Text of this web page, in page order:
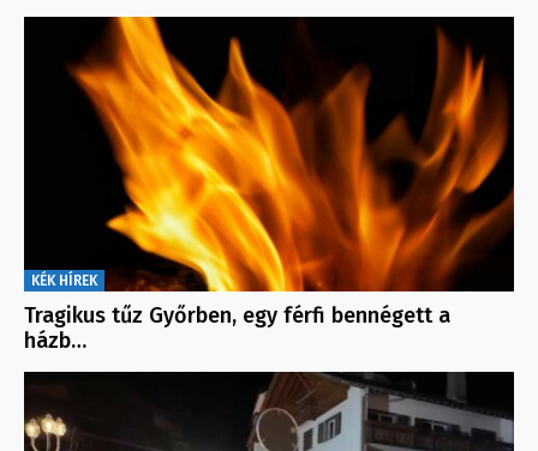
KÉK HÍREK
Tragikus tűz Győrben, egy férfi bennégett a
házb…